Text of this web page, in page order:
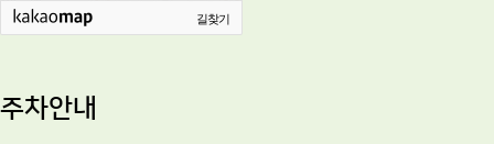
길찾기
주차안내